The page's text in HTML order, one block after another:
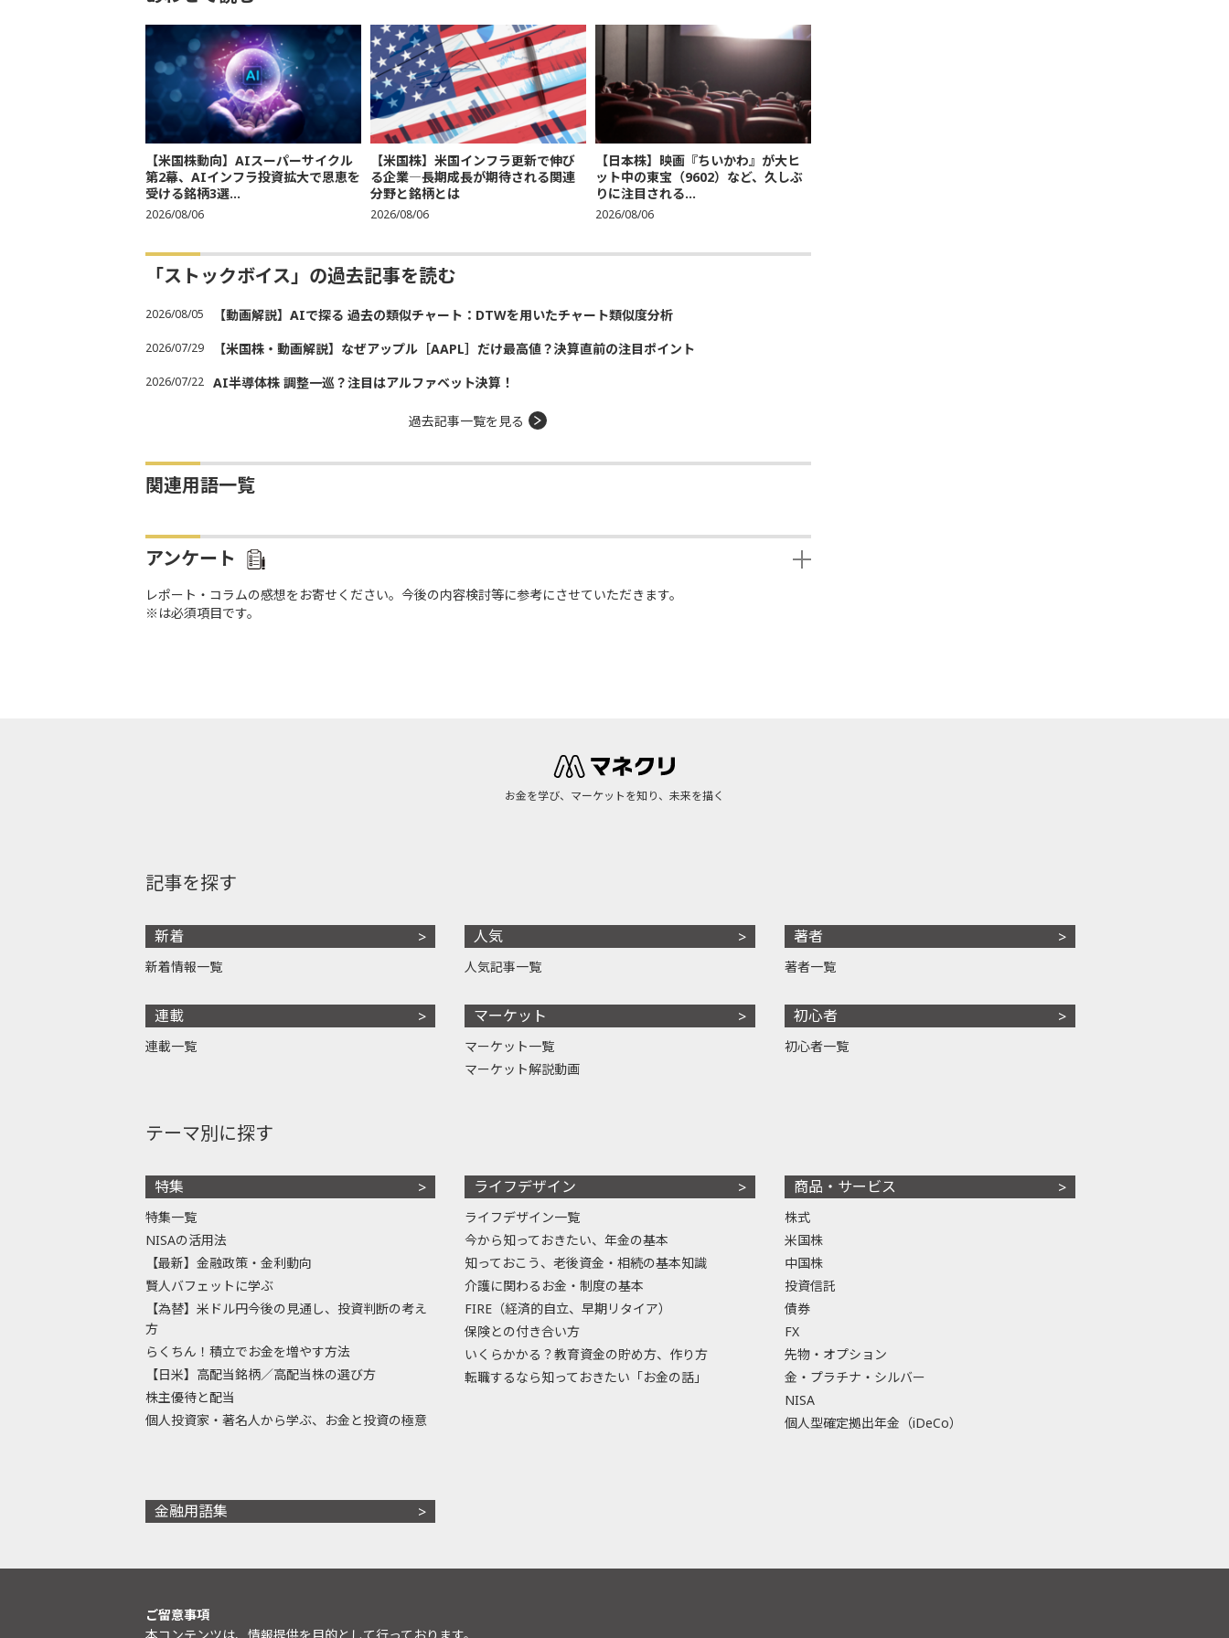
【米国株動向】AIスーパーサイクル
第2幕、AIインフラ投資拡大で恩恵を
受ける銘柄3選...
2026/08/06
【米国株】米国インフラ更新で伸び
る企業―長期成長が期待される関連
分野と銘柄とは
2026/08/06
【日本株】映画『ちいかわ』が大ヒ
ット中の東宝（9602）など、久しぶ
りに注目される...
2026/08/06
「ストックボイス」の過去記事を読む
2026/08/05 【動画解説】AIで探る 過去の類似チャート：DTWを用いたチャート類似度分析
2026/07/29 【米国株・動画解説】なぜアップル［AAPL］だけ最高値？決算直前の注目ポイント
2026/07/22 AI半導体株 調整一巡？注目はアルファベット決算！
過去記事一覧を見る
関連用語一覧
アンケート
レポート・コラムの感想をお寄せください。今後の内容検討等に参考にさせていただきます。
※は必須項目です。
お金を学び、マーケットを知り、未来を描く
記事を探す
新着
新着情報一覧
連載
連載一覧
人気
人気記事一覧
マーケット
マーケット一覧
マーケット解説動画
著者
著者一覧
初心者
初心者一覧
テーマ別に探す
特集
特集一覧
NISAの活用法
【最新】金融政策・金利動向
賢人バフェットに学ぶ
【為替】米ドル円今後の見通し、投資判断の考え
方
らくちん！積立でお金を増やす方法
【日米】高配当銘柄／高配当株の選び方
株主優待と配当
個人投資家・著名人から学ぶ、お金と投資の極意
ライフデザイン
ライフデザイン一覧
今から知っておきたい、年金の基本
知っておこう、老後資金・相続の基本知識
介護に関わるお金・制度の基本
FIRE（経済的自立、早期リタイア）
保険との付き合い方
いくらかかる？教育資金の貯め方、作り方
転職するなら知っておきたい「お金の話」
商品・サービス
株式
米国株
中国株
投資信託
債券
FX
先物・オプション
金・プラチナ・シルバー
NISA
個人型確定拠出年金（iDeCo）
金融用語集
ご留意事項